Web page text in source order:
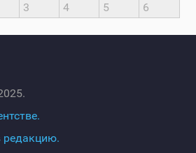
3 4 5 6
редакцию.